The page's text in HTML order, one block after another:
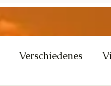
Verschiedenes